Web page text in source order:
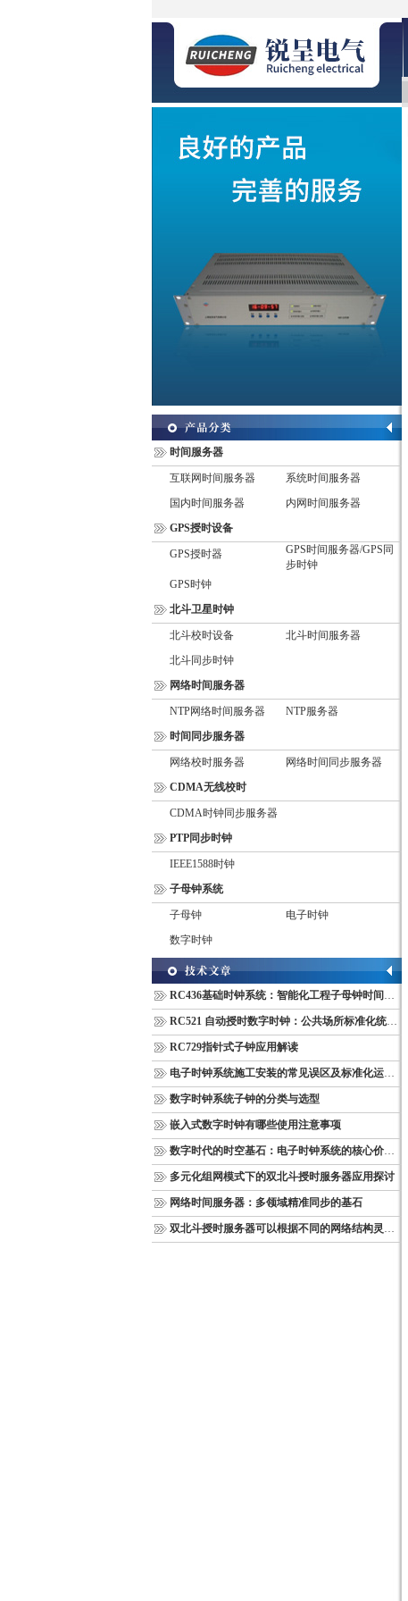
时间服务器
互联网时间服务器
系统时间服务器
国内时间服务器
内网时间服务器
GPS授时设备
GPS授时器
GPS时间服务器/GPS同
步时钟
GPS时钟
北斗卫星时钟
北斗校时设备
北斗时间服务器
北斗同步时钟
网络时间服务器
NTP网络时间服务器
NTP服务器
时间同步服务器
网络校时服务器
网络时间同步服务器
CDMA无线校时
CDMA时钟同步服务器
PTP同步时钟
IEEE1588时钟
子母钟系统
子母钟
电子时钟
数字时钟
RC436基础时钟系统：智能化工程子母钟时间同步配套设备
RC521 自动授时数字时钟：公共场所标准化统一计时终端
RC729指针式子钟应用解读
电子时钟系统施工安装的常见误区及标准化运维管理规范
数字时钟系统子钟的分类与选型
嵌入式数字时钟有哪些使用注意事项
数字时代的时空基石：电子时钟系统的核心价值与多维意义
多元化组网模式下的双北斗授时服务器应用探讨
网络时间服务器：多领域精准同步的基石
双北斗授时服务器可以根据不同的网络结构灵活部署